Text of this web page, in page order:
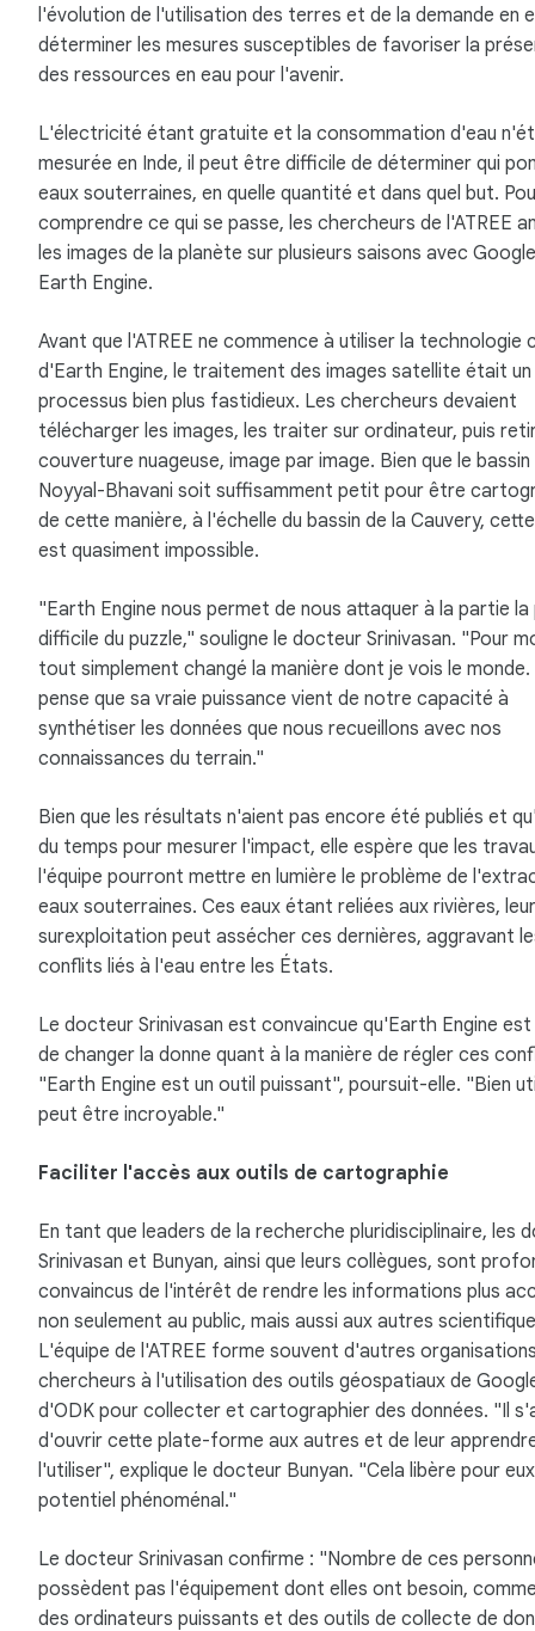
l'évolution de l'utilisation des terres et de la demande en
déterminer les mesures susceptibles de favoriser la
des ressources en eau pour l'avenir.
L'électricité étant gratuite et la consommation d'eau
mesurée en Inde, il peut être difficile de déterminer qui
eaux souterraines, en quelle quantité et dans quel but.
comprendre ce qui se passe, les chercheurs de l'ATREE
les images de la planète sur plusieurs saisons avec Google
Earth Engine.
Avant que l'ATREE ne commence à utiliser la technologie
d'Earth Engine, le traitement des images satellite était un
processus bien plus fastidieux. Les chercheurs devaient
télécharger les images, les traiter sur ordinateur, puis
couverture nuageuse, image par image. Bien que le bassin
Noyyal-Bhavani soit suffisamment petit pour être
de cette manière, à l'échelle du bassin de la Cauvery,
est quasiment impossible.
"Earth Engine nous permet de nous attaquer à la partie la
difficile du puzzle," souligne le docteur Srinivasan. "Pour
tout simplement changé la manière dont je vois le monde.
pense que sa vraie puissance vient de notre capacité à
synthétiser les données que nous recueillons avec nos
connaissances du terrain."
Bien que les résultats n'aient pas encore été publiés et
du temps pour mesurer l'impact, elle espère que les
l'équipe pourront mettre en lumière le problème de
eaux souterraines. Ces eaux étant reliées aux rivières, leur
surexploitation peut assécher ces dernières, aggravant
conflits liés à l'eau entre les États.
Le docteur Srinivasan est convaincue qu'Earth Engine
de changer la donne quant à la manière de régler ces
"Earth Engine est un outil puissant", poursuit-elle. "Bien
peut être incroyable."
Faciliter l'accès aux outils de cartographie
En tant que leaders de la recherche pluridisciplinaire, les
Srinivasan et Bunyan, ainsi que leurs collègues, sont
convaincus de l'intérêt de rendre les informations plus
non seulement au public, mais aussi aux autres
L'équipe de l'ATREE forme souvent d'autres
chercheurs à l'utilisation des outils géospatiaux de
d'ODK pour collecter et cartographier des données. "Il
d'ouvrir cette plate-forme aux autres et de leur
l'utiliser", explique le docteur Bunyan. "Cela libère pour
potentiel phénoménal."
Le docteur Srinivasan confirme : "Nombre de ces
possèdent pas l'équipement dont elles ont besoin,
des ordinateurs puissants et des outils de collecte de